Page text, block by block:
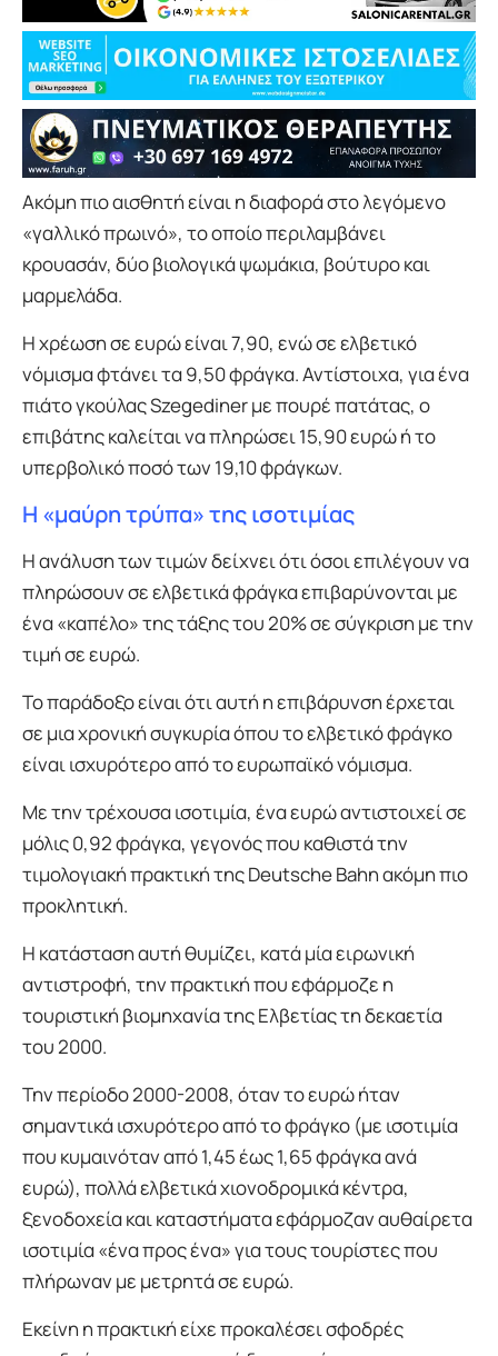
Ακόμη πιο αισθητή είναι η διαφορά στο λεγόμενο
«γαλλικό πρωινό», το οποίο περιλαμβάνει
κρουασάν, δύο βιολογικά ψωμάκια, βούτυρο και
μαρμελάδα.
Η χρέωση σε ευρώ είναι 7,90, ενώ σε ελβετικό
νόμισμα φτάνει τα 9,50 φράγκα. Αντίστοιχα, για ένα
πιάτο γκούλας Szegediner με πουρέ πατάτας, ο
επιβάτης καλείται να πληρώσει 15,90 ευρώ ή το
υπερβολικό ποσό των 19,10 φράγκων.
Η «μαύρη τρύπα» της ισοτιμίας
Η ανάλυση των τιμών δείχνει ότι όσοι επιλέγουν να
πληρώσουν σε ελβετικά φράγκα επιβαρύνονται με
ένα «καπέλο» της τάξης του 20% σε σύγκριση με την
τιμή σε ευρώ.
Το παράδοξο είναι ότι αυτή η επιβάρυνση έρχεται
σε μια χρονική συγκυρία όπου το ελβετικό φράγκο
είναι ισχυρότερο από το ευρωπαϊκό νόμισμα.
Με την τρέχουσα ισοτιμία, ένα ευρώ αντιστοιχεί σε
μόλις 0,92 φράγκα, γεγονός που καθιστά την
τιμολογιακή πρακτική της Deutsche Bahn ακόμη πιο
προκλητική.
Η κατάσταση αυτή θυμίζει, κατά μία ειρωνική
αντιστροφή, την πρακτική που εφάρμοζε η
τουριστική βιομηχανία της Ελβετίας τη δεκαετία
του 2000.
Την περίοδο 2000-2008, όταν το ευρώ ήταν
σημαντικά ισχυρότερο από το φράγκο (με ισοτιμία
που κυμαινόταν από 1,45 έως 1,65 φράγκα ανά
ευρώ), πολλά ελβετικά χιονοδρομικά κέντρα,
ξενοδοχεία και καταστήματα εφάρμοζαν αυθαίρετα
ισοτιμία «ένα προς ένα» για τους τουρίστες που
πλήρωναν με μετρητά σε ευρώ.
Εκείνη η πρακτική είχε προκαλέσει σφοδρές